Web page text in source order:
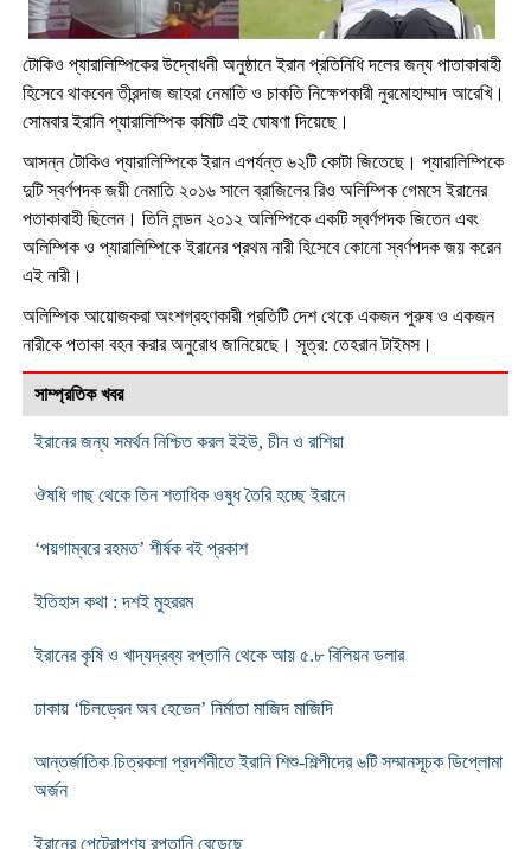
টোকিও প্যারালিম্পিকের উদ্বোধনী অনুষ্ঠানে ইরান প্রতিনিধি দলের জন্য পাতাকাবাহী
হিসেবে থাকবেন তীরন্দাজ জাহরা নেমাতি ও চাকতি নিক্ষেপকারী নুরমোহাম্মাদ আরেখি।
সোমবার ইরানি প্যারালিম্পিক কমিটি এই ঘোষণা দিয়েছে।
আসন্ন টোকিও প্যারালিম্পিকে ইরান এপর্যন্ত ৬২টি কোটা জিতেছে। প্যারালিম্পিকে
দুটি স্বর্ণপদক জয়ী নেমাতি ২০১৬ সালে ব্রাজিলের রিও অলিম্পিক গেমসে ইরানের
পতাকাবাহী ছিলেন। তিনি লন্ডন ২০১২ অলিম্পিকে একটি স্বর্ণপদক জিতেন এবং
অলিম্পিক ও প্যারালিম্পিকে ইরানের প্রথম নারী হিসেবে কোনো স্বর্ণপদক জয় করেন
এই নারী।
অলিম্পিক আয়োজকরা অংশগ্রহণকারী প্রতিটি দেশ থেকে একজন পুরুষ ও একজন
নারীকে পতাকা বহন করার অনুরোধ জানিয়েছে। সূত্র: তেহরান টাইমস।
সাম্প্রতিক খবর
ইরানের জন্য সমর্থন নিশ্চিত করল ইইউ, চীন ও রাশিয়া
ঔষধি গাছ থেকে তিন শতাধিক ওষুধ তৈরি হচ্ছে ইরানে
‘পয়গাম্বরে রহমত’ শীর্ষক বই প্রকাশ
ইতিহাস কথা : দশই মুহররম
ইরানের কৃষি ও খাদ্যদ্রব্য রপ্তানি থেকে আয় ৫.৮ বিলিয়ন ডলার
ঢাকায় ‘চিলড্রেন অব হেভেন’ নির্মাতা মাজিদ মাজিদি
আন্তর্জাতিক চিত্রকলা প্রদর্শনীতে ইরানি শিশু-শিল্পীদের ৬টি সম্মানসূচক ডিপ্লোমা
অর্জন
ইরানের পেট্রোপণ্য রপ্তানি বেড়েছে